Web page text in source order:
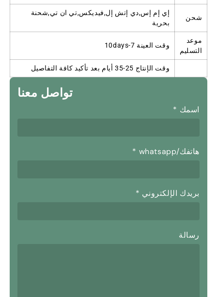
شحن
إي إم إس,دي إتش إل,فيديكس,تي ان تي,شحنة
بحرية
موعد
التسليم
وقت العينة 7-10days
وقت الإنتاج 25-35 أيام بعد تأكيد كافة التفاصيل
تواصل معنا
اسمك *
هاتفك/whatsapp *
بريدك الإلكتروني *
رسالة